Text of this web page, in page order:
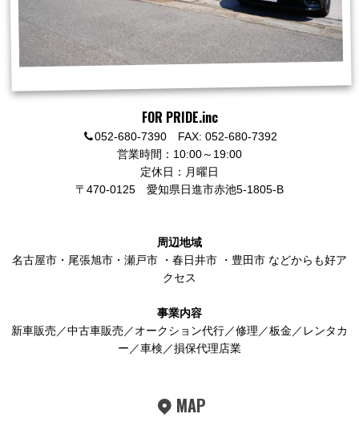
FOR PRIDE.inc
052-680-7390 FAX: 052-680-7392
営業時間：10:00～19:00
定休日：月曜日
〒470-0125 愛知県日進市赤池5-1805-B
周辺地域
名古屋市 ・ 尾張旭市 ・ 瀬戸市 ・ 春日井市 ・ 豊田市 などからも好ア
クセス
事業内容
新車販売／中古車販売／オークション代行／修理／板金／レンタカ
ー／車検／損保代理店業
MAP